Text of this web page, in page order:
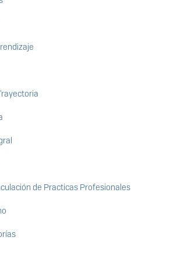
de Practicas Profesionales